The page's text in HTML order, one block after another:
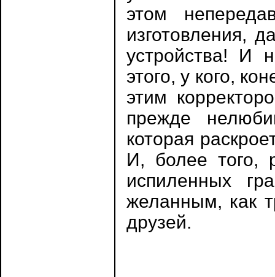
этом
изготовления,
устройства! И
этого, у кого,
этим
прежде
которая
И, более того,
испиленных
желанным, как
друзей.